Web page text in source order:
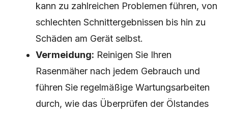
kann zu zahlreichen Problemen führen, von
schlechten Schnittergebnissen bis hin zu
Schäden am Gerät selbst.
Vermeidung: Reinigen Sie Ihren
Rasenmäher nach jedem Gebrauch und
führen Sie regelmäßige Wartungsarbeiten
durch, wie das Überprüfen der Ölstandes